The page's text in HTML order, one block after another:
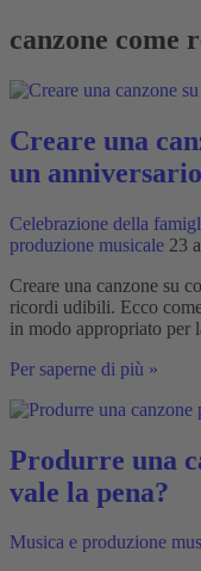
canzone come
Creare una
un anniversario
Celebrazione della
produzione musicale 23
Creare una canzone su
ricordi udibili. Ecco
in modo appropriato per
Creare
canzone
commissione
per
un
Per saperne di più »
Produrre una
vale la pena?
Musica e produzione